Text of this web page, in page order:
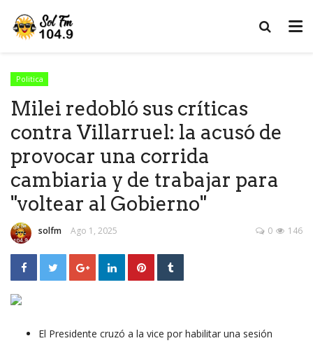
Politica
Milei redobló sus críticas
contra Villarruel: la acusó de
provocar una corrida
cambiaria y de trabajar para
"voltear al Gobierno"
solfm Ago 1, 2025 146
0
El Presidente cruzó a la vice por habilitar una sesión